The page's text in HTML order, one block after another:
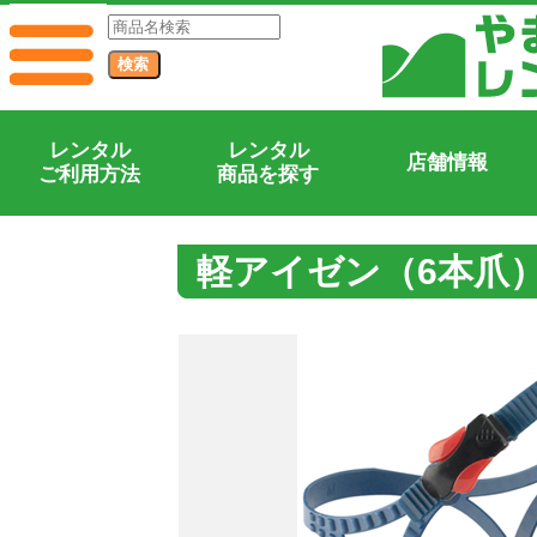
レンタル
ご利用方法
レンタル
商品を探す
店舗情報
軽アイゼン（6本爪